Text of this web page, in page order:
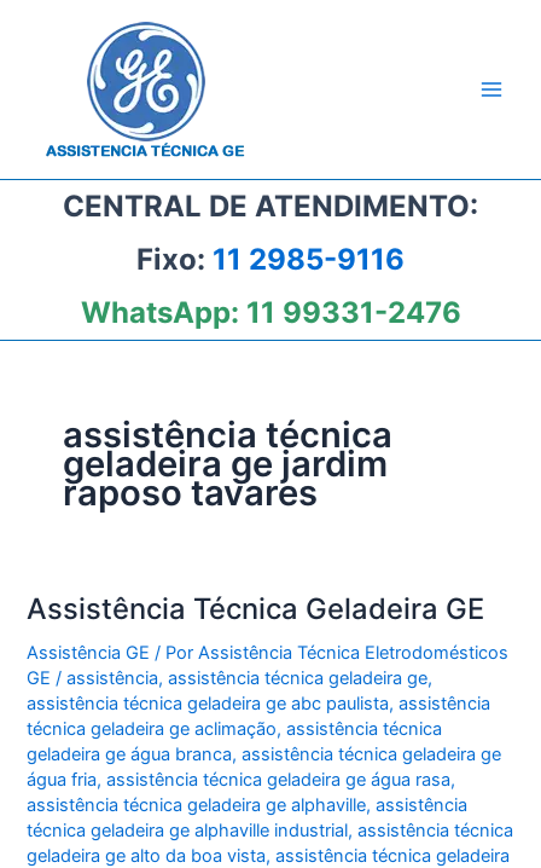
CENTRAL DE ATENDIMENTO:
Fixo: 11 2985-9116
WhatsApp: 11 99331-2476
assistência técnica
geladeira ge jardim
raposo tavares
Assistência Técnica Geladeira GE
Assistência GE / PorAssistência Técnica Eletrodomésticos
GE/assistência,assistência técnica geladeira ge,
assistência técnica geladeira ge abc paulista,assistência
técnica geladeira ge aclimação,assistência técnica
geladeira ge água branca,assistência técnica geladeira ge
água fria,assistência técnica geladeira ge água rasa,
assistência técnica geladeira ge alphaville,assistência
técnica geladeira ge alphaville industrial,assistência técnica
geladeira ge alto da boa vista,assistência técnica geladeira